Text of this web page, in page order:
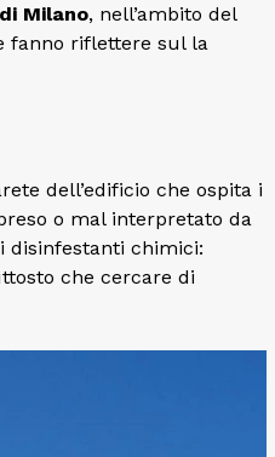
Milano, nell’ambito del
fanno riflettere sul la
dell’edificio che ospita i
o mal interpretato da
disinfestanti chimici:
che cercare di